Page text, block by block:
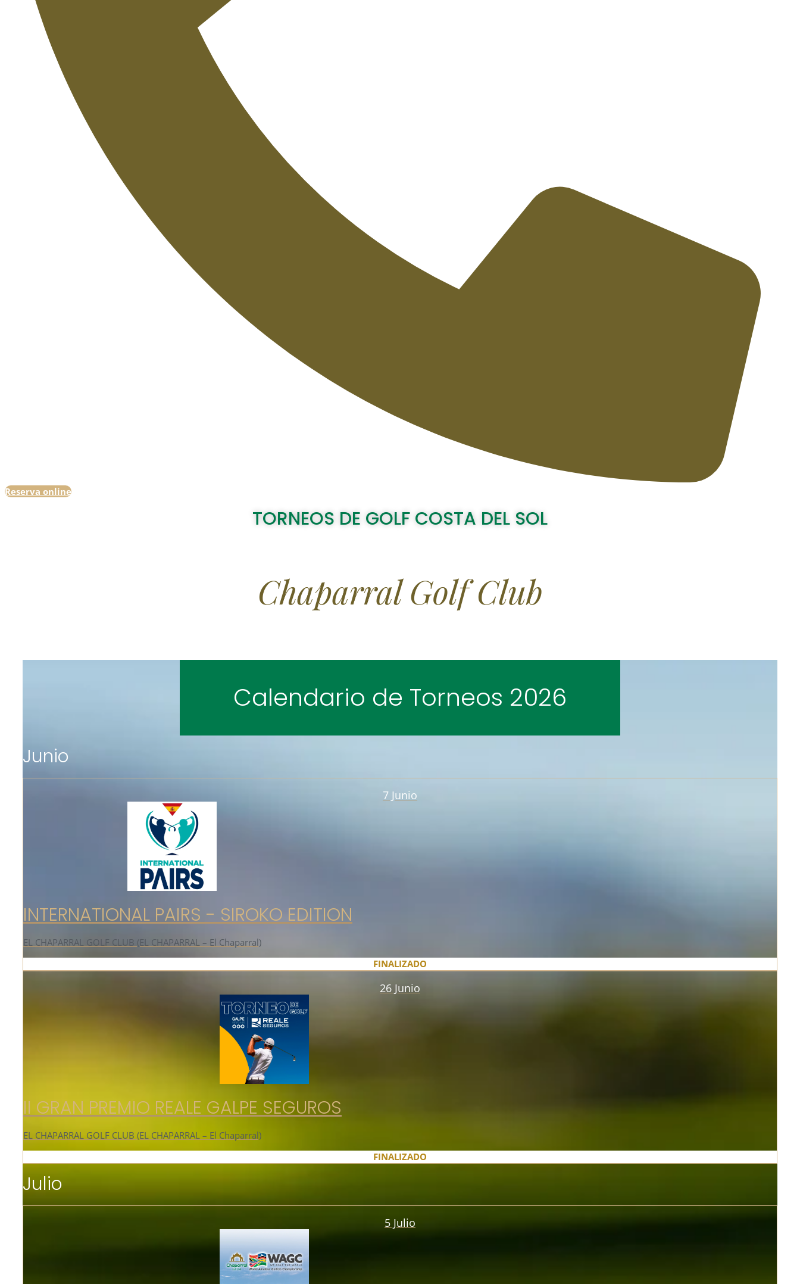
Reserva online
TORNEOS DE GOLF COSTA DEL SOL
Chaparral Golf Club
Calendario de Torneos 2026
Junio
7 Junio
INTERNATIONAL PAIRS - SIROKO EDITION
EL CHAPARRAL GOLF CLUB (EL CHAPARRAL – El Chaparral)
FINALIZADO
26 Junio
II GRAN PREMIO REALE GALPE SEGUROS
EL CHAPARRAL GOLF CLUB (EL CHAPARRAL – El Chaparral)
FINALIZADO
Julio
5 Julio